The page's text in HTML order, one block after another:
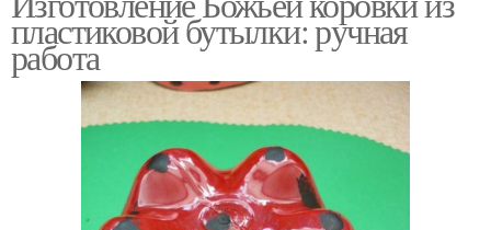
пластиковой бутылки: ручная
работа